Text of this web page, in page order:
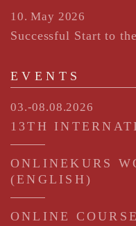
10. May 2026
Successful Start to
EVENTS
03.-08.08.2026
13TH
ONLINEKURS
(ENGLISH)
ONLINE